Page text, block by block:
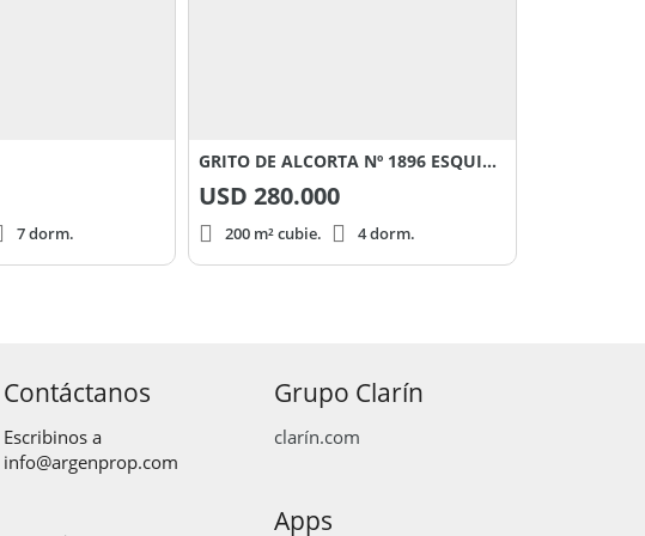
7 dorm.
GRITO DE ALCORTA Nº 1896 ESQUINA PEGUY
USD 280.000
200 m² cubie. 4 dorm.
Contáctanos
Escribinos a
info@argenprop.com
Grupo Clarín
clarín.com
Apps